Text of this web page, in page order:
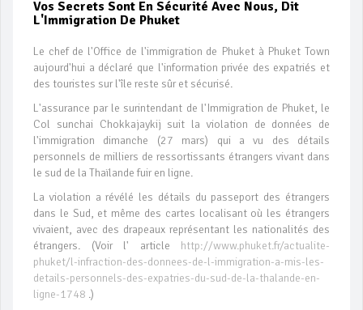
Vos Secrets Sont En Sécurité Avec Nous, Dit
L'Immigration De Phuket
Le chef de l'Office de l'immigration de Phuket à Phuket Town
aujourd'hui a déclaré que l'information privée des expatriés et
des touristes sur l'île reste sûr et sécurisé.
L'assurance par le surintendant de l'Immigration de Phuket, le
Col sunchai Chokkajaykij suit la violation de données de
l'immigration dimanche (27 mars) qui a vu des détails
personnels de milliers de ressortissants étrangers vivant dans
le sud de la Thaïlande fuir en ligne.
La violation a révélé les détails du passeport des étrangers
dans le Sud, et même des cartes localisant où les étrangers
vivaient, avec des drapeaux représentant les nationalités des
étrangers. (Voir l' article http://www.phuket.fr/actualite-
phuket/l-infraction-des-donnees-de-l-immigration-a-mis-les-
details-personnels-des-expatries-du-sud-de-la-thalande-en-
ligne-1748 .)